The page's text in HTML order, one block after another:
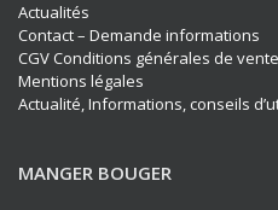
Actualités
Contact – Demande informations
CGV Conditions générales de vente
Mentions légales
Actualité, Informations, conseils
MANGER BOUGER